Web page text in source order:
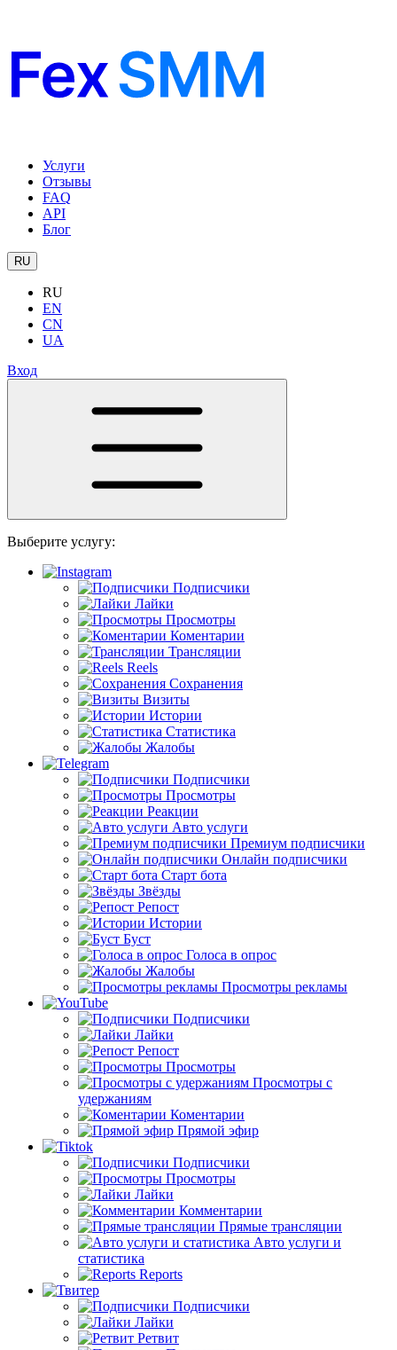
Услуги
Отзывы
FAQ
API
Блог
RU
RU
EN
CN
UA
Вход
Выберите услугу:
Подписчики
Лайки
Просмотры
Коментарии
Трансляции
Reels
Сохранения
Визиты
Истории
Статистика
Жалобы
Подписчики
Просмотры
Реакции
Авто услуги
Премиум подписчики
Онлайн подписчики
Старт бота
Звёзды
Репост
Истории
Буст
Голоса в опрос
Жалобы
Просмотры рекламы
Подписчики
Лайки
Репост
Просмотры
Просмотры с
удержаниям
Коментарии
Прямой эфир
Подписчики
Просмотры
Лайки
Комментарии
Прямые трансляции
Авто услуги и
статистика
Reports
Подписчики
Лайки
Ретвит